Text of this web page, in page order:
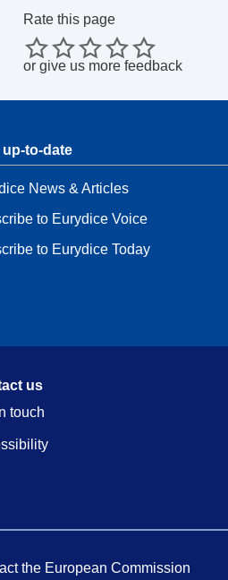
Rate this page
or give us more feedback
up-to-date
News & Articles
to Eurydice Voice
to Eurydice Today
us
touch
the European Commission